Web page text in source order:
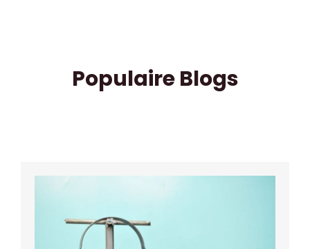
Populaire Blogs